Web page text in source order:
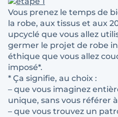
Vous prenez le temps de
la robe, aux tissus et aux
upcyclé que vous allez
germer le projet de robe
éthique que vous allez
imposé*.
* Ça signifie, au choix :
– que vous imaginez
unique, sans vous référer
– que vous trouvez un